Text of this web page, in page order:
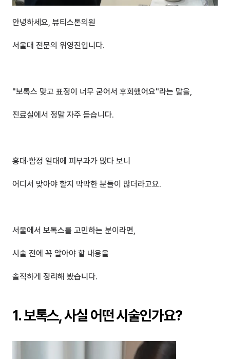
안녕하세요, 뷰티스톤의원
서울대 전문의 위영진입니다.
"보톡스 맞고 표정이 너무 굳어서 후회했어요"라는 말을,
진료실에서 정말 자주 듣습니다.
홍대·합정 일대에 피부과가 많다 보니
어디서 맞아야 할지 막막한 분들이 많더라고요.
서울에서 보톡스를 고민하는 분이라면,
시술 전에 꼭 알아야 할 내용을
솔직하게 정리해 봤습니다.
1. 보톡스, 사실 어떤 시술인가요?